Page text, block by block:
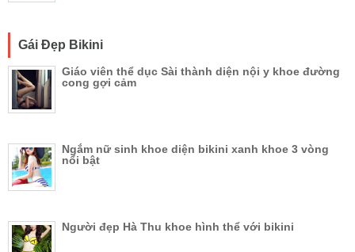
Gái Đẹp Bikini
Giáo viên thể dục Sài thành diện nội y khoe đường
cong gợi cảm
Ngắm nữ sinh khoe diện bikini xanh khoe 3 vòng
nổi bật
Người đẹp Hà Thu khoe hình thể với bikini